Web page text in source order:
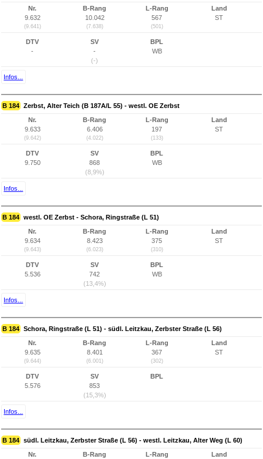
Nr.
9.632
(9.641)
B-Rang
10.042
(7.638)
L-Rang
567
(501)
Land
ST
DTV
-
SV
-
(-)
BPL
WB
Infos...
B 184 Zerbst, Alter Teich (B 187A/L 55) - westl. OE Zerbst
Nr.
9.633
(9.642)
B-Rang
6.406
(4.022)
L-Rang
197
(133)
Land
ST
DTV
9.750
SV
868
(8,9%)
BPL
WB
Infos...
B 184 westl. OE Zerbst - Schora, Ringstraße (L 51)
Nr.
9.634
(9.643)
B-Rang
8.423
(6.023)
L-Rang
375
(310)
Land
ST
DTV
5.536
SV
742
(13,4%)
BPL
WB
Infos...
B 184 Schora, Ringstraße (L 51) - südl. Leitzkau, Zerbster Straße (L 56)
Nr.
9.635
(9.644)
B-Rang
8.401
(6.001)
L-Rang
367
(302)
Land
ST
DTV
5.576
SV
853
(15,3%)
BPL
Infos...
B 184 südl. Leitzkau, Zerbster Straße (L 56) - westl. Leitzkau, Alter Weg (L 60)
Nr.
B-Rang
L-Rang
Land